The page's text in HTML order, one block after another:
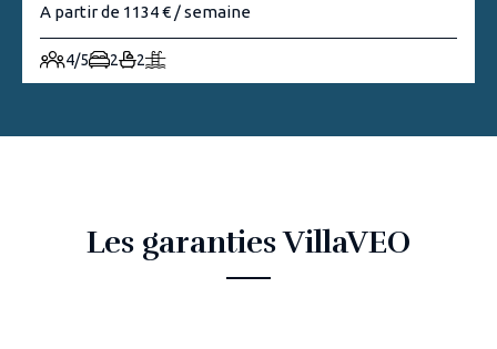
A partir de 1134 € / semaine
4/5 2 2
Les garanties VillaVEO